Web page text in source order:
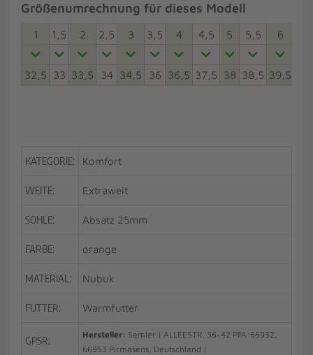
Größenumrechnung für dieses Modell
1 1,5 2 2,5 3 3,5 4 4,5 5 5,5 6
32,5 33 33,5 34 34,5 36 36,5 37,5 38 38,5 39,5
KATEGORIE: Komfort
WEITE: Extraweit
SOHLE: Absatz 25mm
FARBE: orange
MATERIAL: Nubuk
FUTTER: Warmfutter
GPSR: Hersteller: Semler | ALLEESTR. 36-42 PFA:66932,
66953 Pirmasens, Deutschland |